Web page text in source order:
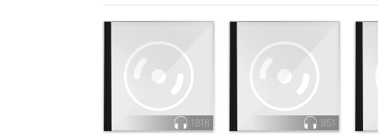
1816 851